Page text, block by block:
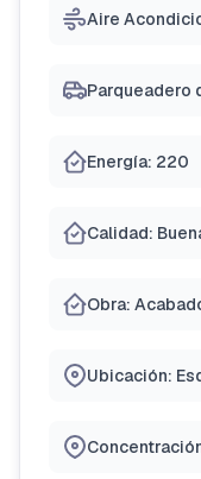
Aire
Parqueadero
Energía: 220
Calidad:
Obra:
Ubicación: